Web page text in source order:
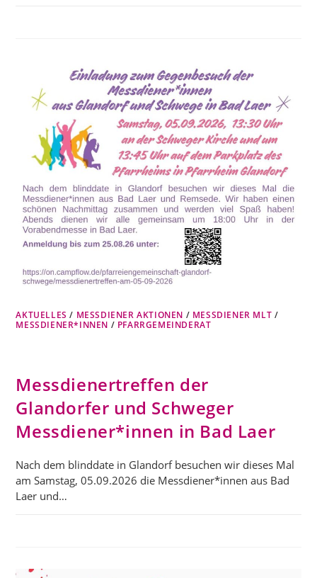
AKTUELLES / MESSDIENER AKTIONEN / MESSDIENER MLT /
MESSDIENER*INNEN / PFARRGEMEINDERAT
Messdienertreffen der
Glandorfer und Schweger
Messdiener*innen in Bad Laer
Nach dem blinddate in Glandorf besuchen wir dieses Mal
am Samstag, 05.09.2026 die Messdiener*innen aus Bad
Laer und…